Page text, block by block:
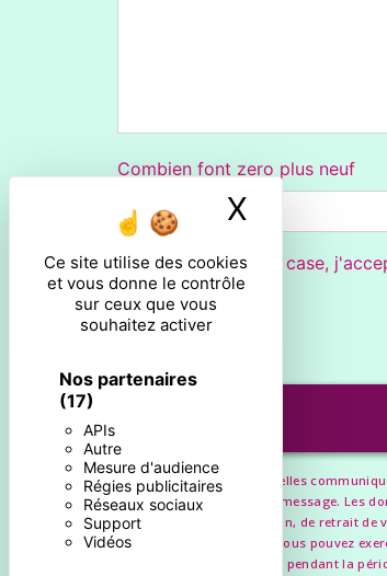
Ce site utilise des cookies
et vous donne le contrôle
sur ceux que vous
souhaitez activer
Nos partenaires
(17)
APIs
Autre
Mesure d'audience
Régies publicitaires
Réseaux sociaux
Support
Vidéos
X
Combien font zero plus neuf
En cochant cette case,
** Les données personnelles
but de répondre à votre message. Les
de limitation, d’opposition, de retrait de
données post-mortem. Vous pouvez
conservons vos données pendant la